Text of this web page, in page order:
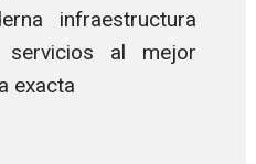
infraestructura
servicios al mejor
exacta